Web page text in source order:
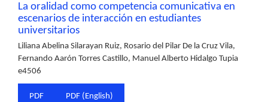
La oralidad como competencia comunicativa en
escenarios de interacción en estudiantes
universitarios
Liliana Abelina Silarayan Ruiz, Rosario del Pilar De la Cruz Vila,
Fernando Aarón Torres Castillo, Manuel Alberto Hidalgo Tupia
e4506
PDF PDF (English)